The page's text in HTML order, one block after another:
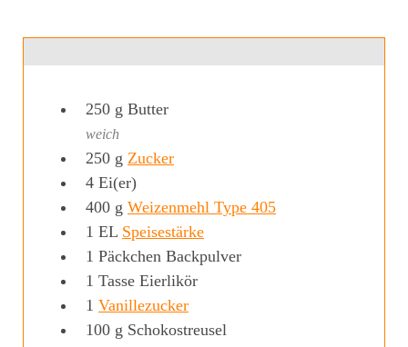
250 g Butter
weich
250 g Zucker
4 Ei(er)
400 g Weizenmehl Type 405
1 EL Speisestärke
1 Päckchen Backpulver
1 Tasse Eierlikör
1 Vanillezucker
100 g Schokostreusel